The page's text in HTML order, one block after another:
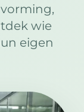
wie
eigen